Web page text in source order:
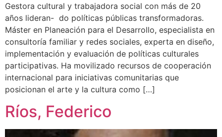
Gestora cultural y trabajadora social con más de 20
años lideran- do políticas públicas transformadoras.
Máster en Planeación para el Desarrollo, especialista en
consultoría familiar y redes sociales, experta en diseño,
implementación y evaluación de políticas culturales
participativas. Ha movilizado recursos de cooperación
internacional para iniciativas comunitarias que
posicionan el arte y la cultura como […]
Ríos, Federico